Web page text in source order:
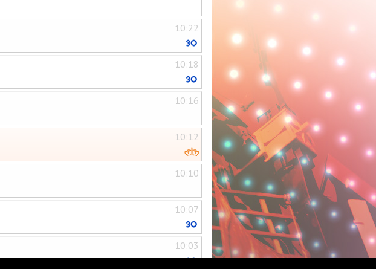
10:22
10:18
10:16
10:12
10:10
10:07
10:03